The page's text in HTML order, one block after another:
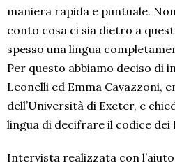
maniera rapida e puntuale.
conto cosa ci sia dietro a
spesso una lingua
Per questo abbiamo deciso di
Leonelli ed Emma Cavazzoni,
dell’Università di Exeter, e
lingua di decifrare il codice dei
Intervista realizzata con l’aiuto